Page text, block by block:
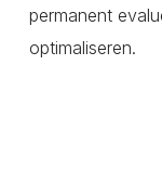
permanent
optimaliseren.